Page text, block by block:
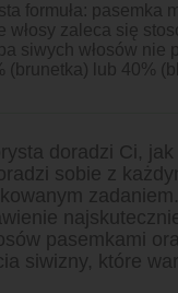
formuła: pasemka
włosy zaleca się
siwych włosów nie
(brunetka) lub 40%
doradzi Ci, jak
sobie z
pasemkami
siwizny, które